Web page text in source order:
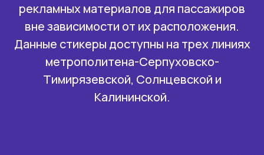
рекламных материалов для пассажиров
вне зависимости от их расположения.
Данные стикеры доступны на трех линиях
метрополитена-Серпуховско-
Тимирязевской, Солнцевской и
Калининской.